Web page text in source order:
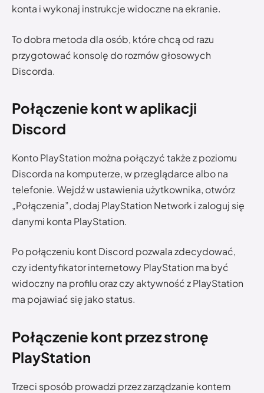
konta i wykonaj instrukcje widoczne na ekranie.
To dobra metoda dla osób, które chcą od razu
przygotować konsolę do rozmów głosowych
Discorda.
Połączenie kont w aplikacji
Discord
Konto PlayStation można połączyć także z poziomu
Discorda na komputerze, w przeglądarce albo na
telefonie. Wejdź w ustawienia użytkownika, otwórz
„Połączenia”, dodaj PlayStation Network i zaloguj się
danymi konta PlayStation.
Po połączeniu kont Discord pozwala zdecydować,
czy identyfikator internetowy PlayStation ma być
widoczny na profilu oraz czy aktywność z PlayStation
ma pojawiać się jako status.
Połączenie kont przez stronę
PlayStation
Trzeci sposób prowadzi przez zarządzanie kontem